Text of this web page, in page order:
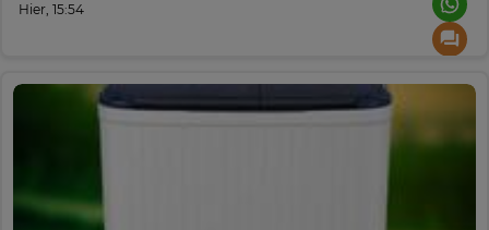
Hier, 15:54